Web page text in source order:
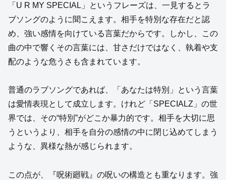
「U R MY SPECIAL」というフレーズは、一見するとラ
ブソングのように聞こえます。相手を特別な存在だと認
め、強い感情を向けている言葉だからです。しかし、この
曲の中で響くその言葉には、甘さだけではなく、執着や支
配のような危うさも含まれています。
普通のラブソングであれば、「あなたは特別」という言葉
は愛情表現として成立します。けれど「SPECIALZ」の世
界では、その“特別”がどこか暴力的です。相手を大切に思
うというより、相手を自分の感情の中に閉じ込めてしまう
ような、異様な熱が感じられます。
この点が、『呪術廻戦』の呪いの構造とも重なります。強